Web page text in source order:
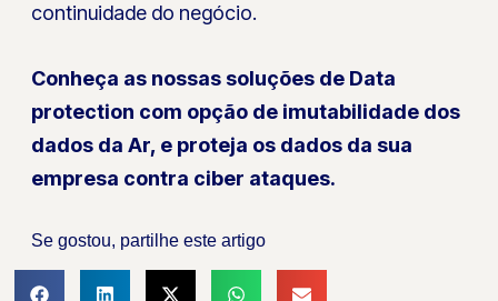
continuidade do negócio.
Conheça as nossas soluções de Data
protection com opção de imutabilidade dos
dados da Ar, e proteja os dados da sua
empresa contra ciber ataques.
Se gostou, partilhe este artigo